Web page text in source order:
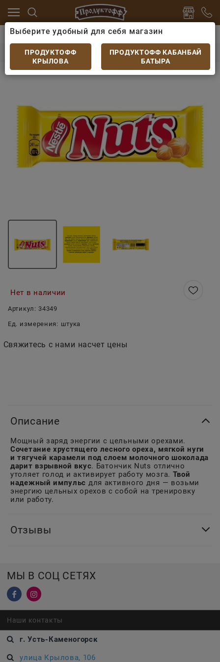
и десерты Шоколадные батончики
Батончик Nuts 50 г
Нет в наличии
Артикул: 34349
Ед. измерения: штука
Свяжитесь с нами насчет цены
Описание
Мощный заряд энергии с цельными орехами.
Сочетание хрустящего лесного ореха, мягкой нуги
и тягучей карамели под слоем молочного шоколада
дарит взрывной вкус. Батончик Nuts отлично
утоляет голод и активирует работу мозга. Твой
надежный импульс для активного дня — возьми
энергию цельных орехов с собой на тренировку
или работу.
Отзывы
МЫ В СОЦ СЕТЯХ
Наши контакты
г. Усть-Каменогорск
улица Крылова, 106
Выберите удобный для себя магазин
ПРОДУКТОФФ
КРЫЛОВА
ПРОДУКТОФФ КАБАНБАЙ
БАТЫРА